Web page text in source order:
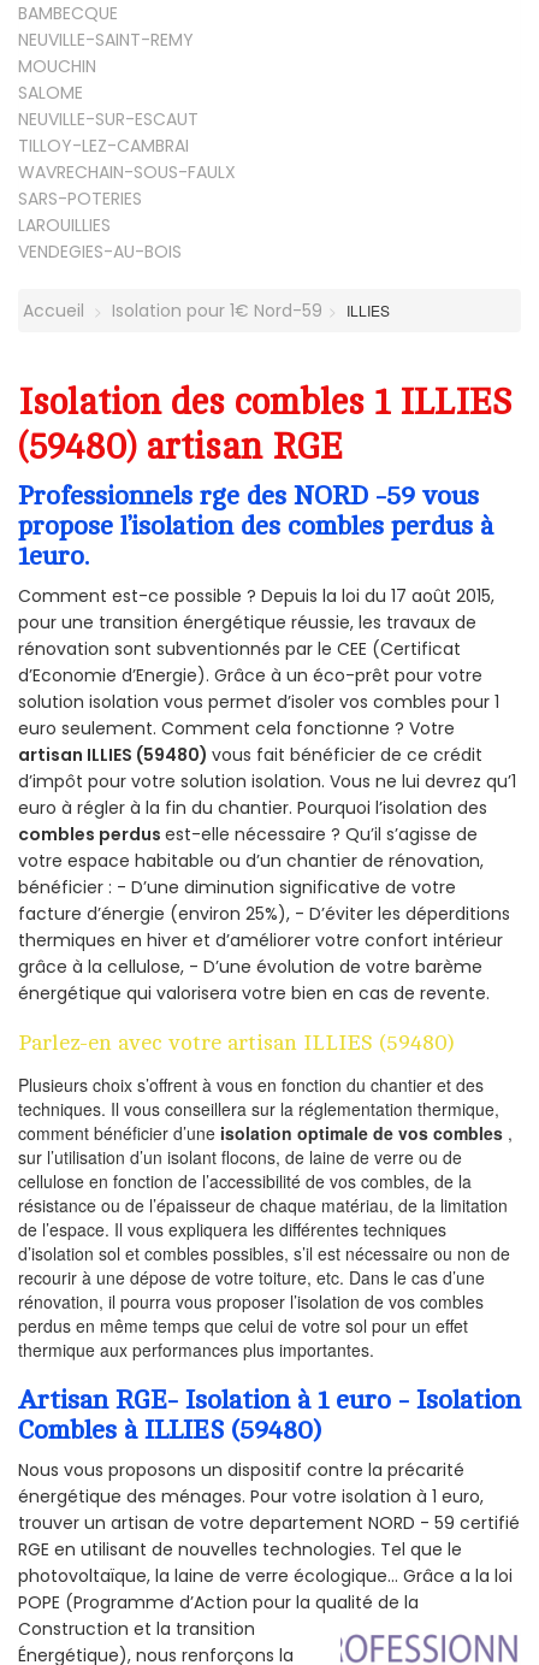
BAMBECQUE
NEUVILLE-SAINT-REMY
MOUCHIN
SALOME
NEUVILLE-SUR-ESCAUT
TILLOY-LEZ-CAMBRAI
WAVRECHAIN-SOUS-FAULX
SARS-POTERIES
LAROUILLIES
VENDEGIES-AU-BOIS
Accueil Isolation pour 1€ Nord-59 ILLIES
Isolation des combles 1 ILLIES
(59480) artisan RGE
Professionnels rge des NORD -59 vous
propose l’isolation des combles perdus à
1euro.
Comment est-ce possible ? Depuis la loi du 17 août 2015,
pour une transition énergétique réussie, les travaux de
rénovation sont subventionnés par le CEE (Certificat
d’Economie d’Energie). Grâce à un éco-prêt pour votre
solution isolation vous permet d’isoler vos combles pour 1
euro seulement. Comment cela fonctionne ? Votre
artisan ILLIES (59480) vous fait bénéficier de ce crédit
d’impôt pour votre solution isolation. Vous ne lui devrez qu’1
euro à régler à la fin du chantier. Pourquoi l’isolation des
combles perdus est-elle nécessaire ? Qu’il s’agisse de
votre espace habitable ou d’un chantier de rénovation,
bénéficier : - D’une diminution significative de votre
facture d’énergie (environ 25%), - D’éviter les déperditions
thermiques en hiver et d’améliorer votre confort intérieur
grâce à la cellulose, - D’une évolution de votre barème
énergétique qui valorisera votre bien en cas de revente.
Parlez-en avec votre artisan ILLIES (59480)
Plusieurs choix s’offrent à vous en fonction du chantier et des
techniques. Il vous conseillera sur la réglementation thermique,
comment bénéficier d’une isolation optimale de vos combles ,
sur l’utilisation d’un isolant flocons, de laine de verre ou de
cellulose en fonction de l’accessibilité de vos combles, de la
résistance ou de l’épaisseur de chaque matériau, de la limitation
de l’espace. Il vous expliquera les différentes techniques
d’isolation sol et combles possibles, s’il est nécessaire ou non de
recourir à une dépose de votre toiture, etc. Dans le cas d’une
rénovation, il pourra vous proposer l’isolation de vos combles
perdus en même temps que celui de votre sol pour un effet
thermique aux performances plus importantes.
Artisan RGE- Isolation à 1 euro - Isolation
Combles à ILLIES (59480)
Nous vous proposons un dispositif contre la précarité
énergétique des ménages. Pour votre isolation à 1 euro,
trouver un artisan de votre departement NORD - 59 certifié
RGE en utilisant de nouvelles technologies. Tel que le
photovoltaïque, la laine de verre écologique... Grâce a la loi
POPE (Programme d’Action pour la qualité de la
Construction et la transition
Énergétique), nous renforçons la